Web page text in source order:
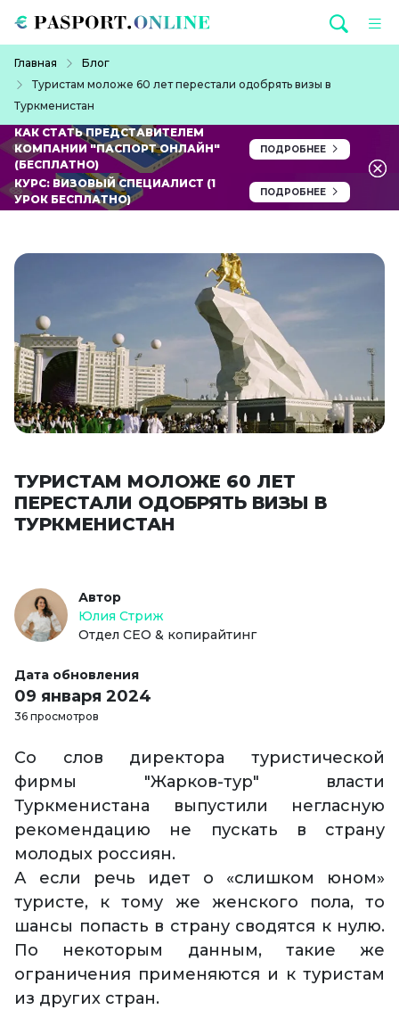
Главная
Блог
Туристам моложе 60 лет перестали одобрять визы в
Туркменистан
КАК СТАТЬ ПРЕДСТАВИТЕЛЕМ
КОМПАНИИ "ПАСПОРТ ОНЛАЙН"
(БЕСПЛАТНО)
ПОДРОБНЕЕ
КУРС: ВИЗОВЫЙ СПЕЦИАЛИСТ (1
УРОК БЕСПЛАТНО)
ПОДРОБНЕЕ
ТУРИСТАМ МОЛОЖЕ 60 ЛЕТ
ПЕРЕСТАЛИ ОДОБРЯТЬ ВИЗЫ В
ТУРКМЕНИСТАН
Автор
Юлия Стриж
Отдел СЕО & копирайтинг
Дата обновления
09 января 2024
36 просмотров
Со слов директора туристической
фирмы "Жарков-тур" власти
Туркменистана выпустили негласную
рекомендацию не пускать в страну
молодых россиян.
А если речь идет о «слишком юном»
туристе, к тому же женского пола, то
шансы попасть в страну сводятся к нулю.
По некоторым данным, такие же
ограничения применяются и к туристам
из других стран.